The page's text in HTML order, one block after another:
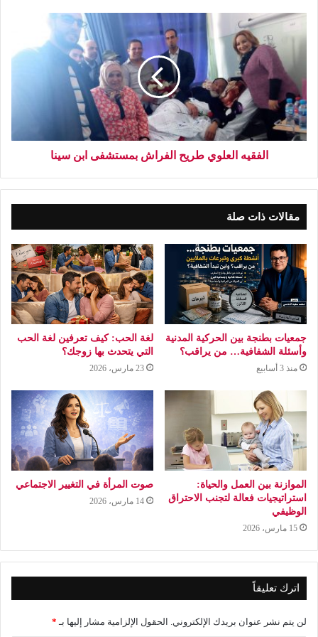
الفقيه العلوي طريح الفراش بمستشفى ابن سينا
مقالات ذات صلة
جمعيات بطنجة بين الحركية المدنية
وأسئلة الشفافية… من يراقب؟
منذ 3 أسابيع
لغة الحب: كيف تعرفين لغة الحب
التي يتحدث بها زوجك؟
23 مارس، 2026
الموازنة بين العمل والحياة:
استراتيجيات فعالة لتجنب الاحتراق
الوظيفي
15 مارس، 2026
صوت المرأة في التغيير الاجتماعي
14 مارس، 2026
اترك تعليقاً
لن يتم نشر عنوان بريدك الإلكتروني. الحقول الإلزامية مشار إليها بـ *